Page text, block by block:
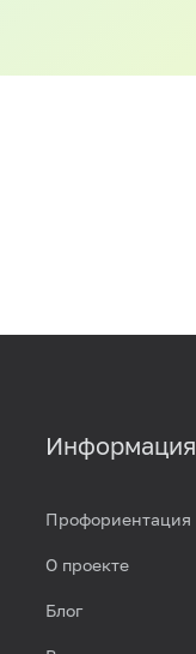
Информация
Профориентация
О проекте
Блог